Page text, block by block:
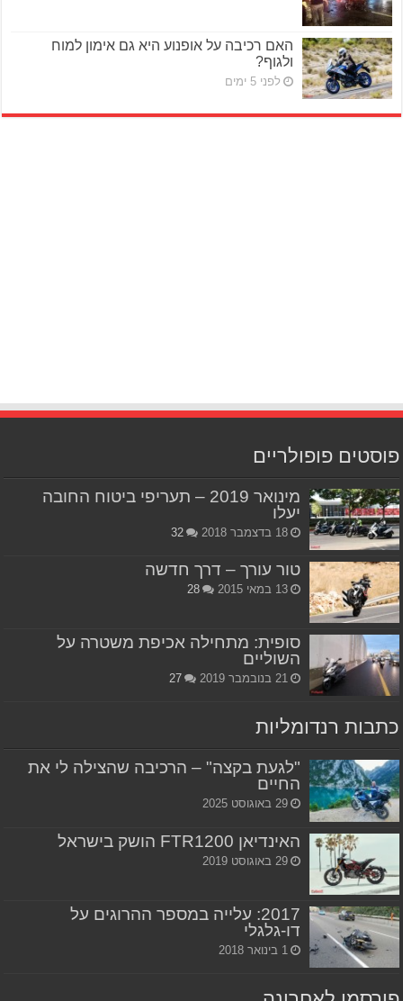
האם רכיבה על אופנוע היא גם אימון למוח
ולגוף?
לפני 5 ימים
פוסטים פופולריים
מינואר 2019 – תעריפי ביטוח החובה
יעלו
18 בדצמבר 2018 32
טור עורך – דרך חדשה
13 במאי 2015 28
סופית: מתחילה אכיפת משטרה על
השוליים
21 בנובמבר 2019 27
כתבות רנדומליות
"לגעת בקצה" – הרכיבה שהצילה לי את
החיים
29 באוגוסט 2025
האינדיאן FTR1200 הושק בישראל
29 באוגוסט 2019
2017: עלייה במספר ההרוגים על
דו-גלגלי
1 בינואר 2018